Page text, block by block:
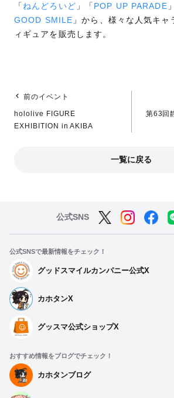
「 ねんどろいど 」「 POP UP PARADE
GOOD SMILE 」から、様々な人気キャ
ィギュアを販売します。
前のイベント
hololive FIGURE
EXHIBITION in AKIBA
第63回
一覧に戻る
公式SNS
公式SNSで最新情報をチェック！
グッドスマイルカンパニー公式X
カホタンX
グッスマ公式ショップX
おすすめ情報をブログでチェック！
カホタンブログ